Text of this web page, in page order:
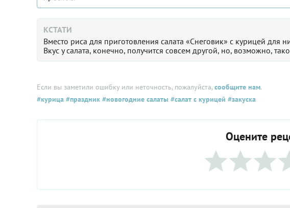
КСТАТИ
Вместо риса для приготовления салата «Снеговик» с курицей для
Вкус у салата, конечно, получится совсем другой, но, возможно,
Если вы заметили ошибку или неточность, пожалуйста,сообщите нам.
#курица #праздник #новогодние салаты #салат с курицей #закуска
Оцените